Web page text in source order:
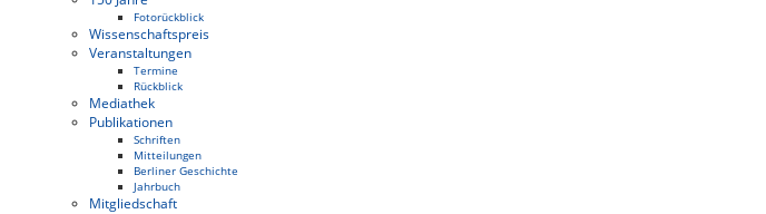
Fotorückblick
Wissenschaftspreis
Veranstaltungen
Termine
Rückblick
Mediathek
Publikationen
Schriften
Mitteilungen
Berliner Geschichte
Jahrbuch
Mitgliedschaft